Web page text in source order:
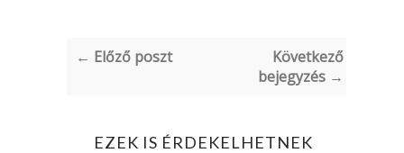
← Előző poszt
Következő
bejegyzés →
EZEK IS ÉRDEKELHETNEK